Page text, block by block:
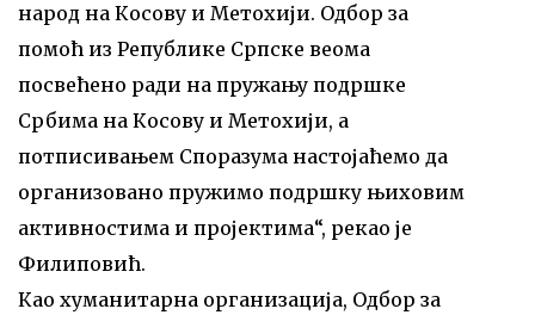
народ на Косову и Метохији. Одбор за
помоћ из Републике Српске веома
посвећено ради на пружању подршке
Србима на Косову и Метохији, а
потписивањем Споразума настојаћемо да
организовано пружимо подршку њиховим
активностима и пројектима“, рекао је
Филиповић.
Као хуманитарна организација, Одбор за